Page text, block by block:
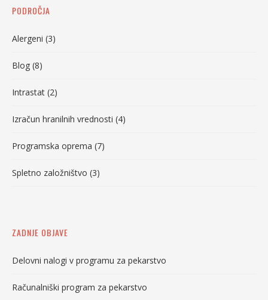
PODROČJA
Alergeni (3)
Blog (8)
Intrastat (2)
Izračun hranilnih vrednosti (4)
Programska oprema (7)
Spletno založništvo (3)
ZADNJE OBJAVE
Delovni nalogi v programu za pekarstvo
Računalniški program za pekarstvo